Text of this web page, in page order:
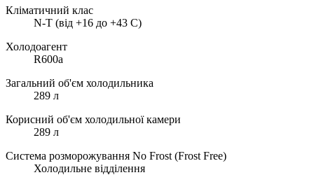
Кліматичний клас
N-T (від +16 до +43 C)
Холодоагент
R600a
Загальний об'єм холодильника
289 л
Корисний об'єм холодильної камери
289 л
Система розморожування No Frost (Frost Free)
Холодильне відділення